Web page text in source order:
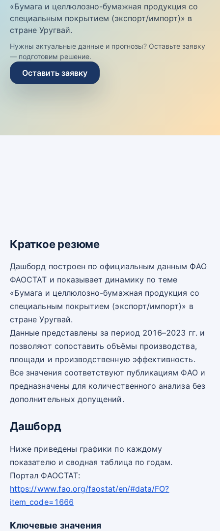
«Бумага и целлюлозно-бумажная продукция со
специальным покрытием (экспорт/импорт)» в
стране Уругвай.
Нужны актуальные данные и прогнозы? Оставьте заявку
— подготовим решение.
Оставить заявку
Краткое резюме
Дашборд построен по официальным данным ФАО
ФАОСТАТ и показывает динамику по теме
«Бумага и целлюлозно-бумажная продукция со
специальным покрытием (экспорт/импорт)» в
стране Уругвай.
Данные представлены за период 2016–2023 гг. и
позволяют сопоставить объёмы производства,
площади и производственную эффективность.
Все значения соответствуют публикациям ФАО и
предназначены для количественного анализа без
дополнительных допущений.
Дашборд
Ниже приведены графики по каждому
показателю и сводная таблица по годам.
Портал ФАОСТАТ:
https://www.fao.org/faostat/en/#data/FO?
item_code=1666
Ключевые значения